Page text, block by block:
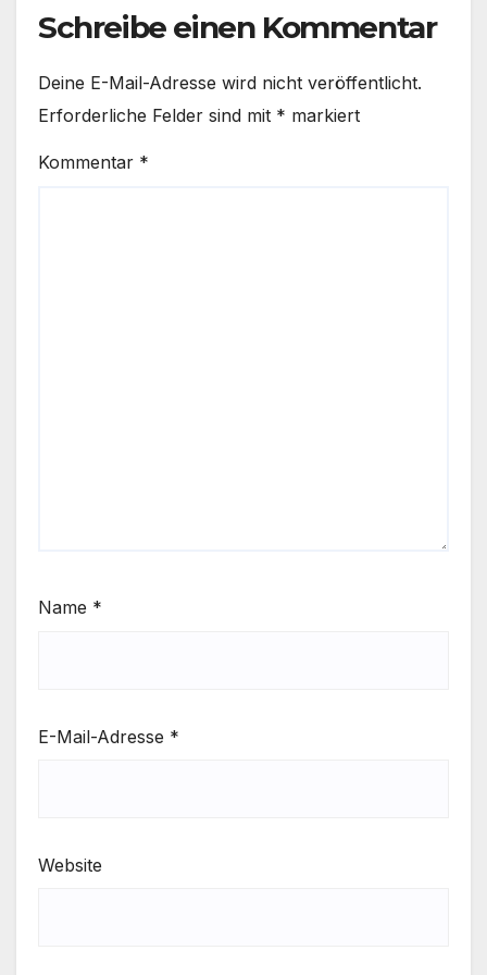
Schreibe einen Kommentar
Deine E-Mail-Adresse wird nicht veröffentlicht.
Erforderliche Felder sind mit * markiert
Kommentar *
Name *
E-Mail-Adresse *
Website